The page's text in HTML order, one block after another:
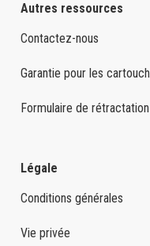
Autres ressources
Contactez-nous
Garantie pour les
Formulaire de rétractation
Légale
Conditions générales
Vie privée